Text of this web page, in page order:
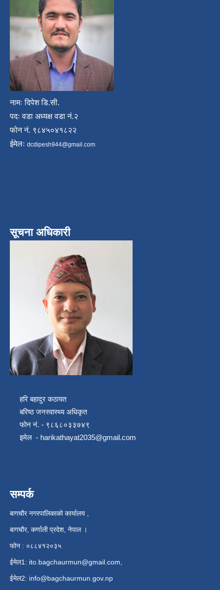
नामः दिपेश डि.सी.
पदः वडा अध्यक्ष वडा नं.२
फोन नं. ९८४५०४१८२२
ईमेलः dcdipesh944@gmail.com
सूचना अधिकारी
हरि बहादुर कठायत
बरिष्ठ जनस्वास्थ्य अधिकृत
फोन नं. - ९८६८०३३७४९
इमेल - harikathayat2035@gmail.com
सम्पर्क
बागचौर नगरपालिकाको कार्यालय ,
बागचौर, कर्णाली प्रदेश, नेपाल ।
फोन : ०८८४१२०३५
ईमेल1: ito.bagchaurmun@gmail.com,
ईमेल2: info@bagchaurmun.gov.np